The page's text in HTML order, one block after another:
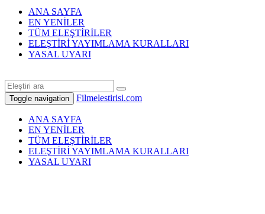
ANA SAYFA
EN YENİLER
TÜM ELEŞTİRİLER
ELEŞTİRİ YAYIMLAMA KURALLARI
YASAL UYARI
Toggle navigation Filmelestirisi.com
ANA SAYFA
EN YENİLER
TÜM ELEŞTİRİLER
ELEŞTİRİ YAYIMLAMA KURALLARI
YASAL UYARI